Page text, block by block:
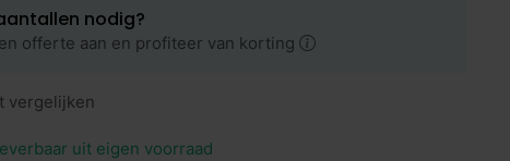
nodig?
offerte aan en profiteer van korting
vergelijken
uit eigen voorraad